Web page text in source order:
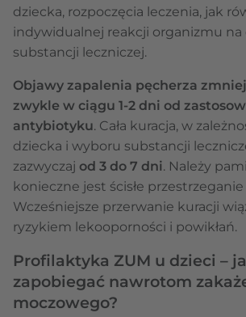
dziecka, rozpoczęcia leczenia, jak
indywidualnej reakcji organizmu na
substancji leczniczej.
Objawy zapalenia pęcherza
zwykle w ciągu 1-2 dni od
antybiotyku. Cała kuracja, w
dziecka i wyboru substancji
zazwyczaj od 3 do 7 dni. Należy
konieczne jest ścisłe
Wcześniejsze przerwanie kuracji
ryzykiem lekooporności i powikłań.
Profilaktyka ZUM u dzieci –
zapobiegać nawrotom
moczowego?